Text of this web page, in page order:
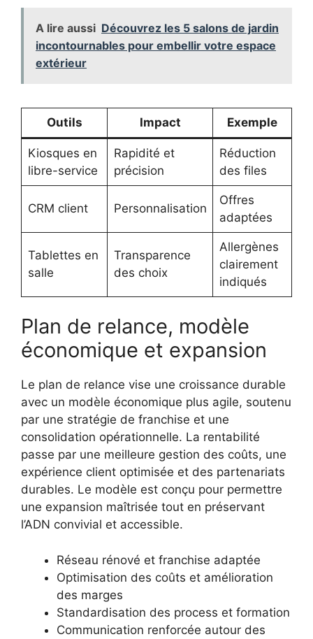
A lire aussi Découvrez les 5 salons de jardin
incontournables pour embellir votre espace
extérieur
Outils Impact Exemple
Kiosques en
libre-service
Rapidité et
précision
Réduction
des files
CRM client Personnalisation
Offres
adaptées
Tablettes en
salle
Transparence
des choix
Allergènes
clairement
indiqués
Plan de relance, modèle
économique et expansion
Le plan de relance vise une croissance durable
avec un modèle économique plus agile, soutenu
par une stratégie de franchise et une
consolidation opérationnelle. La rentabilité
passe par une meilleure gestion des coûts, une
expérience client optimisée et des partenariats
durables. Le modèle est conçu pour permettre
une expansion maîtrisée tout en préservant
l’ADN convivial et accessible.
Réseau rénové et franchise adaptée
Optimisation des coûts et amélioration
des marges
Standardisation des process et formation
Communication renforcée autour des